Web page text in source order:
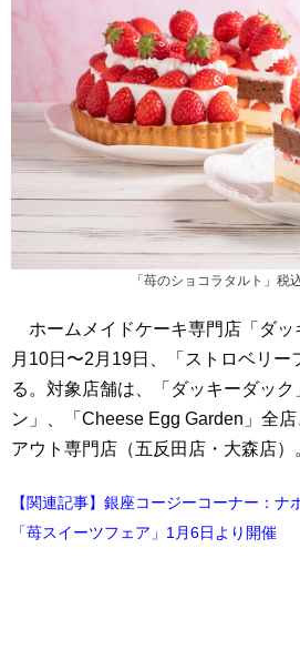
「苺のショコラタルト」税
ホームメイドケーキ専門店「ダッ
月10日〜2月19日、「ストロベリー
る。対象店舗は、「ダッキーダッ
ン」、「Cheese Egg Garden」全
アウト専門店（五反田店・大森店）
【関連記事】銀座コージーコーナー：
「苺スイーツフェア」1月6日より開催